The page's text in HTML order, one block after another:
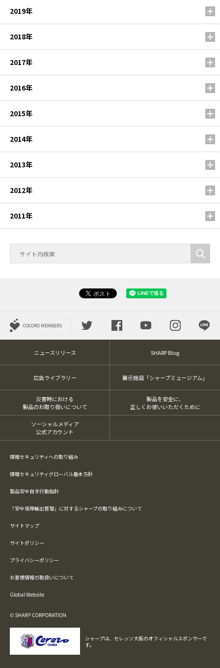
2019年
2018年
2017年
2016年
2015年
2014年
2013年
2012年
2011年
COCORO MEMBERS
ニュースリリース SHARP Blog
広告ライブラリー 展示施設「シャープミュージアム」
災害時における
製品のお取り扱いについて
製品を安全に、
正しくお使いいただくために
ソーシャルメディア
公式アカウント
情報セキュリティへの取り組み
情報セキュリティグローバル基本方針
製品安全自主行動指針
「安全保障輸出管理」に対するシャープの取り組みについて
サイトマップ
サイトポリシー
プライバシーポリシー
お客様情報の取扱いについて
Global Website
シャープは、セレッソ大阪のオフィシャルスポンサーで
す。